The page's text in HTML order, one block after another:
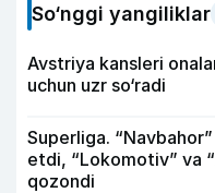
So‘nggi yangiliklar
Avstriya kansleri
uchun uzr so‘radi
Superliga. “Navbahor”
etdi, “Lokomotiv” va
qozondi